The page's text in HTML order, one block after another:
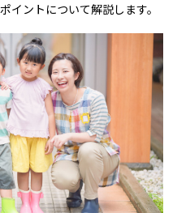
イントについて解説します。
すめの記事３選
におすすめのPMS 4選
るスマートロックの選び方
宿泊施設のキーレス化と